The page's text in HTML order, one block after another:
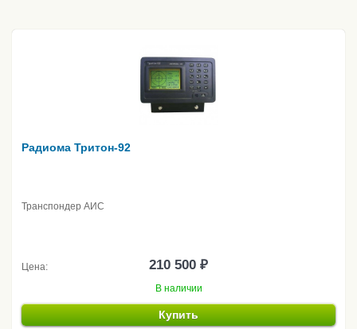
Радиома Тритон-92
Транспондер АИС
Цена: 210 500 ₽
В наличии
Купить